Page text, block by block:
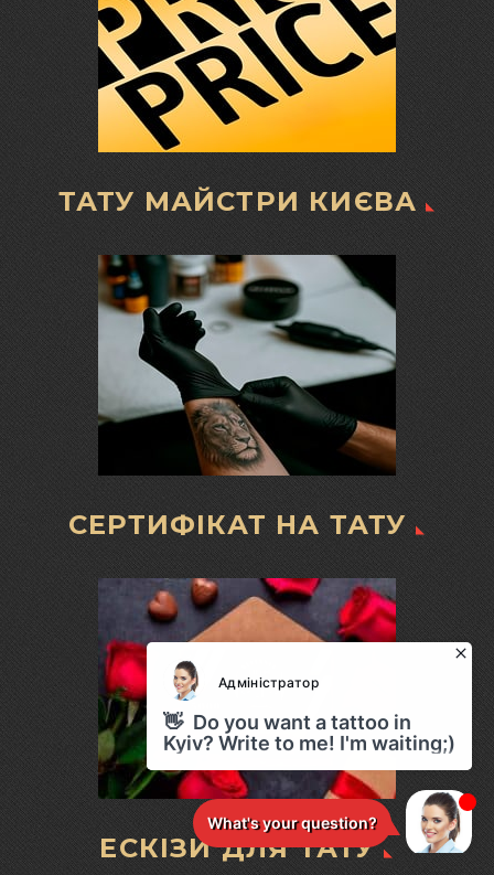
ТАТУ МАЙСТРИ КИЄВА
СЕРТИФІКАТ НА ТАТУ
ЕСКІЗИ ДЛЯ ТАТУ